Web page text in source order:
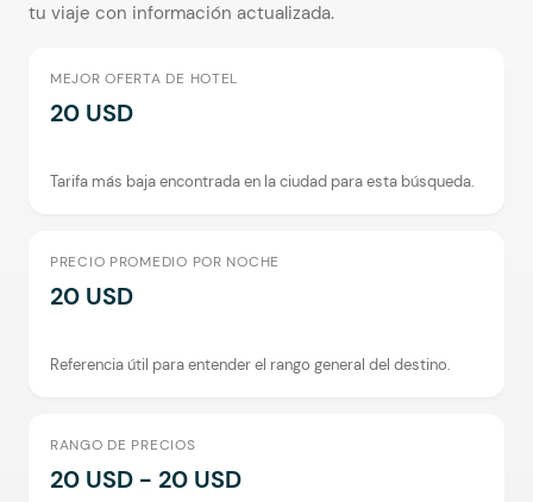
tu viaje con información actualizada.
MEJOR OFERTA DE HOTEL
20 USD
Tarifa más baja encontrada en la ciudad para esta búsqueda.
PRECIO PROMEDIO POR NOCHE
20 USD
Referencia útil para entender el rango general del destino.
RANGO DE PRECIOS
20 USD - 20 USD